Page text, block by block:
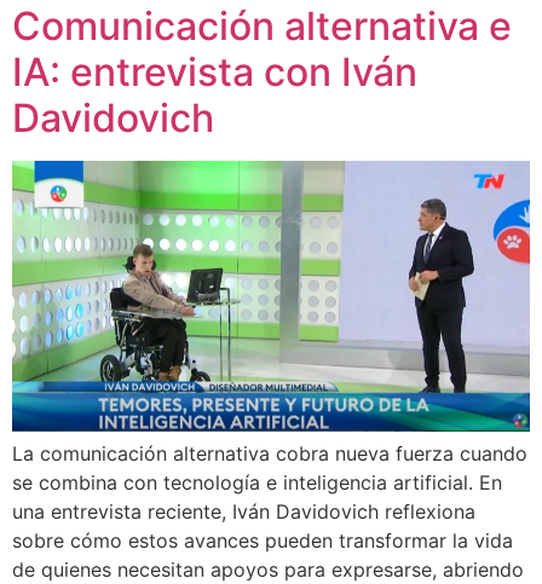
Comunicación alternativa e
IA: entrevista con Iván
Davidovich
La comunicación alternativa cobra nueva fuerza cuando
se combina con tecnología e inteligencia artificial. En
una entrevista reciente, Iván Davidovich reflexiona
sobre cómo estos avances pueden transformar la vida
de quienes necesitan apoyos para expresarse, abriendo